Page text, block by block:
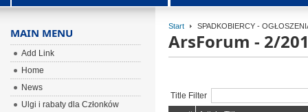
Start SPADKOBIERCY -
ArsForum - 2/
Title Filter
MAIN MENU
Add Link
Home
News
Ulgi i rabaty dla Członków